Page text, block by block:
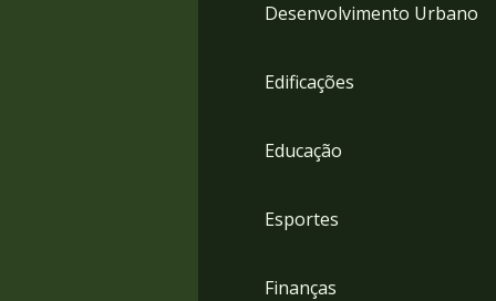
Desenvolvimento Urbano
Edificações
Educação
Esportes
Finanças